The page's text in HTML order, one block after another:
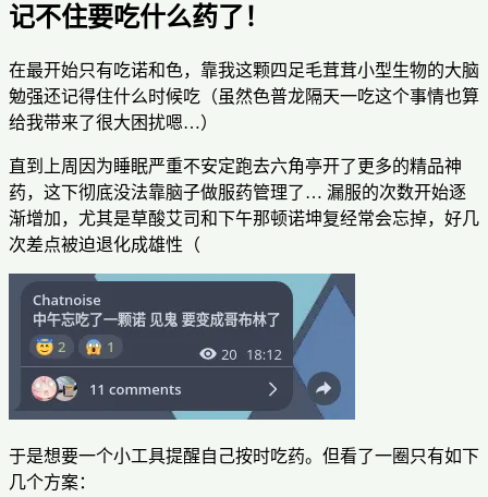
记不住要吃什么药了！
在最开始只有吃诺和色，靠我这颗四足毛茸茸小型生物的大脑
勉强还记得住什么时候吃（虽然色普龙隔天一吃这个事情也算
给我带来了很大困扰嗯…）
直到上周因为睡眠严重不安定跑去六角亭开了更多的精品神
药，这下彻底没法靠脑子做服药管理了… 漏服的次数开始逐
渐增加，尤其是草酸艾司和下午那顿诺坤复经常会忘掉，好几
次差点被迫退化成雄性（
于是想要一个小工具提醒自己按时吃药。但看了一圈只有如下
几个方案：